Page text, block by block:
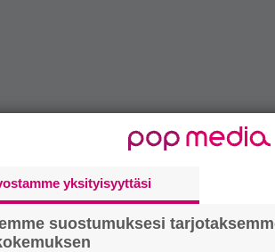
yksityisyyttäsi
suostumuksesi